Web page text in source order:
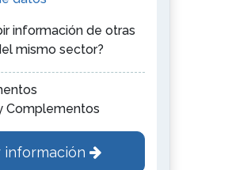
información de otras
mismo sector?
Complementos
información